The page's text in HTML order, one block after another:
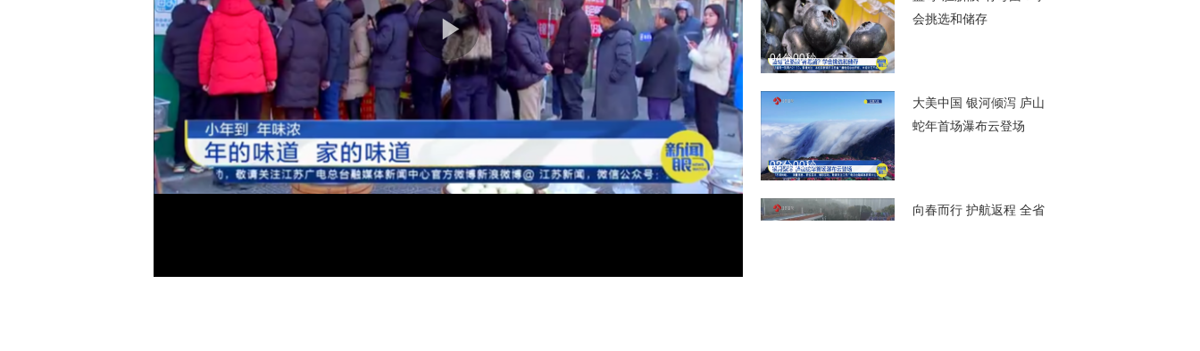
04分00秒
会挑选和储存
02分00秒
大美中国 银河倾泻 庐山
蛇年首场瀑布云登场
向春而行 护航返程 全省